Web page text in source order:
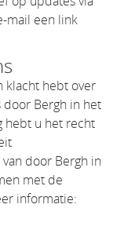
mail een link
klacht hebt over
door Bergh in het
hebt u het recht
door Bergh in
met de
informatie: